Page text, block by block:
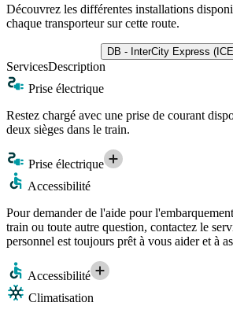
Découvrez les différentes installations
chaque transporteur sur cette route.
DB - InterCity Express
ServicesDescription
Prise électrique
Restez chargé avec une prise de courant
deux sièges dans le train.
Prise électrique
Accessibilité
Pour demander de l'aide pour
train ou toute autre question, contactez le
personnel est toujours prêt à vous aider et à
Accessibilité
Climatisation